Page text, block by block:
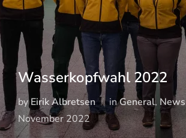
Wasserkopfwahl 2022
byEirik Albretsen inGeneral, News
November 2022